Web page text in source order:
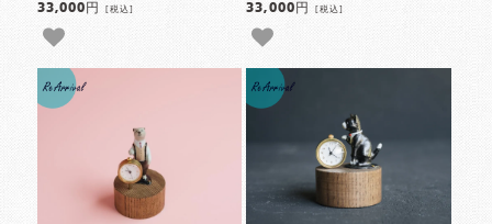
33,000円[税込] 33,000円 [税込]